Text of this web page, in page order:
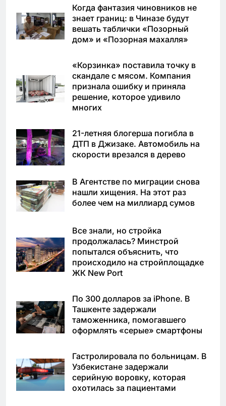
Когда фантазия чиновников не
знает границ: в Чиназе будут
вешать таблички «Позорный
дом» и «Позорная махалля»
«Корзинка» поставила точку в
скандале с мясом. Компания
признала ошибку и приняла
решение, которое удивило
многих
21-летняя блогерша погибла в
ДТП в Джизаке. Автомобиль на
скорости врезался в дерево
В Агентстве по миграции снова
нашли хищения. На этот раз
более чем на миллиард сумов
Все знали, но стройка
продолжалась? Минстрой
попытался объяснить, что
происходило на стройплощадке
ЖК New Port
По 300 долларов за iPhone. В
Ташкенте задержали
таможенника, помогавшего
оформлять «серые» смартфоны
Гастролировала по больницам. В
Узбекистане задержали
серийную воровку, которая
охотилась за пациентами